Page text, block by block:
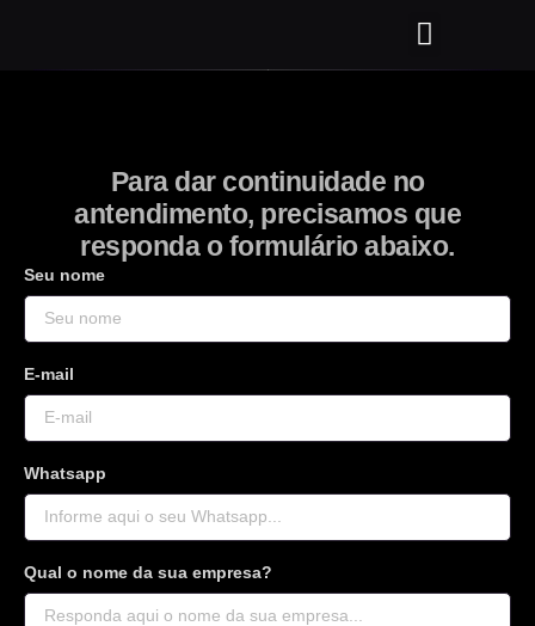
Para dar continuidade no
antendimento, precisamos que
responda o formulário abaixo.
Seu nome
E-mail
Whatsapp
Qual o nome da sua empresa?